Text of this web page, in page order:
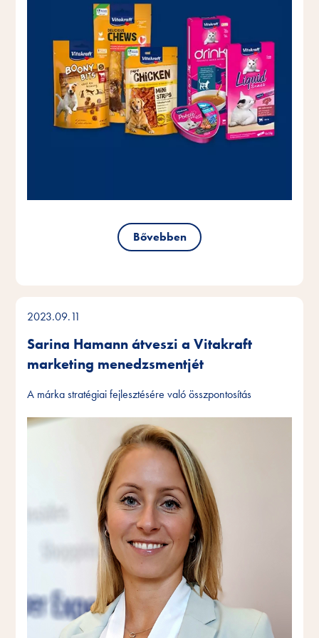
Bővebben
2023.09.11
Sarina Hamann átveszi a Vitakraft
marketing menedzsmentjét
A márka stratégiai fejlesztésére való összpontosítás